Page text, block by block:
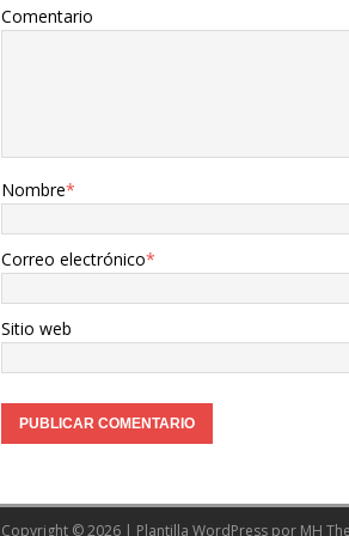
Comentario
Nombre*
Correo electrónico*
Sitio web
Copyright © 2026 | Plantilla WordPress por MH